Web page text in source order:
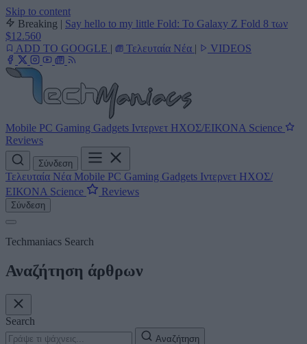
Skip to content
Breaking | Say hello to my little Fold: Το Galaxy Z Fold 8 των
$12.560
ADD TO GOOGLE | Τελευταία Νέα | VIDEOS
Mobile PC Gaming Gadgets Ιντερνετ ΗΧΟΣ/ΕΙΚΟΝΑ Science
Reviews
Σύνδεση
Τελευταία Νέα Mobile PC Gaming Gadgets Ιντερνετ ΗΧΟΣ/
ΕΙΚΟΝΑ Science Reviews
Σύνδεση
Techmaniacs Search
Αναζήτηση άρθρων
Search
Αναζήτηση